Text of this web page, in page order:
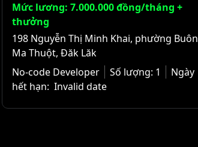
Mức lương: 7.000.000 đồng/tháng +
thưởng
198 Nguyễn Thị Minh Khai, phường Buôn
Ma Thuột, Đăk Lăk
No-code Developer
Số lượng: 1
Ngày
hết hạn: Invalid date